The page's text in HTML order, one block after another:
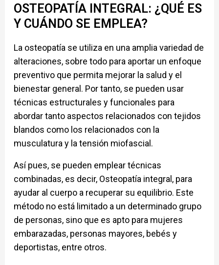
OSTEOPATÍA INTEGRAL: ¿QUÉ ES
Y CUÁNDO SE EMPLEA?
La osteopatía se utiliza en una amplia variedad de
alteraciones, sobre todo para aportar un enfoque
preventivo que permita mejorar la salud y el
bienestar general. Por tanto, se pueden usar
técnicas estructurales y funcionales para
abordar tanto aspectos relacionados con tejidos
blandos como los relacionados con la
musculatura y la tensión miofascial.
Así pues, se pueden emplear técnicas
combinadas, es decir, Osteopatía integral, para
ayudar al cuerpo a recuperar su equilibrio. Este
método no está limitado a un determinado grupo
de personas, sino que es apto para mujeres
embarazadas, personas mayores, bebés y
deportistas, entre otros.